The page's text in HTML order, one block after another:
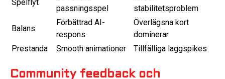
Spelflyt
passningsspel
stabilitetsproblem
Balans
Förbättrad AI-
respons
Överlägsna kort
dominerar
Prestanda
Smooth animationer Tillfälliga laggspikes
Community feedback och